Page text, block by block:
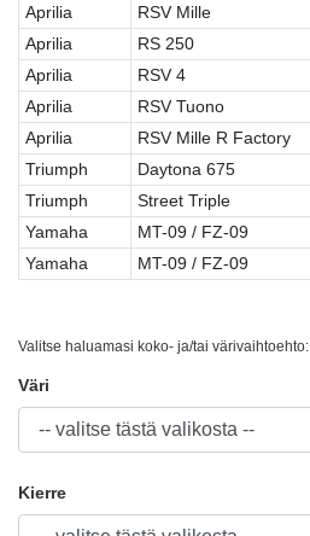
Aprilia
RSV Mille
Aprilia
RS 250
Aprilia
RSV 4
Aprilia
RSV Tuono
Aprilia
RSV Mille R Factory
Triumph
Daytona 675
Triumph
Street Triple
Yamaha
MT-09 / FZ-09
Yamaha
MT-09 / FZ-09
Valitse haluamasi koko- ja/tai värivaihtoehto:
Väri
Kierre